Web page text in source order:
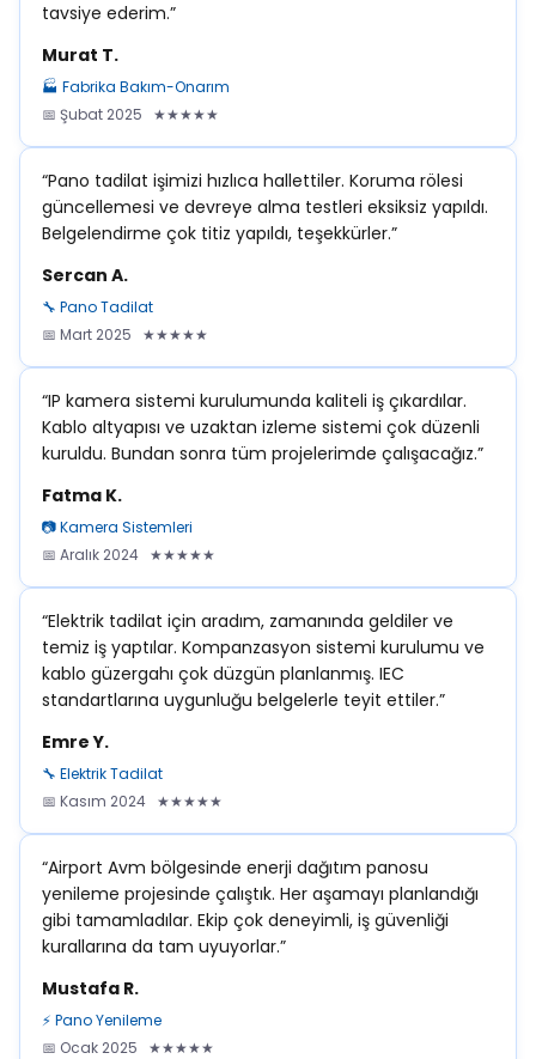
tavsiye ederim.”
Murat T.
🏭 Fabrika Bakım-Onarım
📅 Şubat 2025 ★★★★★
“Pano tadilat işimizi hızlıca hallettiler. Koruma rölesi
güncellemesi ve devreye alma testleri eksiksiz yapıldı.
Belgelendirme çok titiz yapıldı, teşekkürler.”
Sercan A.
🔧 Pano Tadilat
📅 Mart 2025 ★★★★★
“IP kamera sistemi kurulumunda kaliteli iş çıkardılar.
Kablo altyapısı ve uzaktan izleme sistemi çok düzenli
kuruldu. Bundan sonra tüm projelerimde çalışacağız.”
Fatma K.
📷 Kamera Sistemleri
📅 Aralık 2024 ★★★★★
“Elektrik tadilat için aradım, zamanında geldiler ve
temiz iş yaptılar. Kompanzasyon sistemi kurulumu ve
kablo güzergahı çok düzgün planlanmış. IEC
standartlarına uygunluğu belgelerle teyit ettiler.”
Emre Y.
🔧 Elektrik Tadilat
📅 Kasım 2024 ★★★★★
“Airport Avm bölgesinde enerji dağıtım panosu
yenileme projesinde çalıştık. Her aşamayı planlandığı
gibi tamamladılar. Ekip çok deneyimli, iş güvenliği
kurallarına da tam uyuyorlar.”
Mustafa R.
⚡ Pano Yenileme
📅 Ocak 2025 ★★★★★